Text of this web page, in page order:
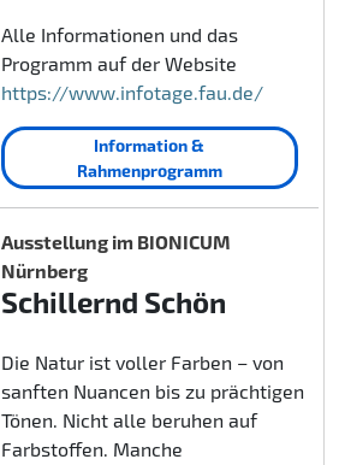
Alle Informationen und das
Programm auf der Website
https://www.infotage.fau.de/
Information &
Rahmenprogramm
Ausstellung im BIONICUM
Nürnberg
Schillernd Schön
Die Natur ist voller Farben – von
sanften Nuancen bis zu prächtigen
Tönen. Nicht alle beruhen auf
Farbstoffen. Manche